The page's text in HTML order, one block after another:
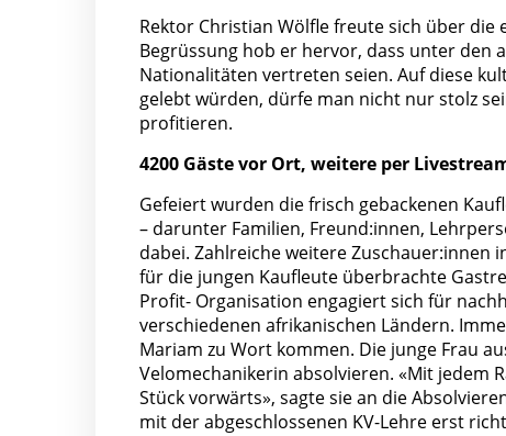
Rektor Christian Wölfle freute sich über
Begrüssung hob er hervor, dass unter den
Nationalitäten vertreten seien. Auf diese
gelebt würden, dürfe man nicht nur stolz
profitieren.
4200 Gäste vor Ort, weitere per
Gefeiert wurden die frisch gebackenen
– darunter Familien, Freund:innen,
dabei. Zahlreiche weitere Zuschauer:innen
für die jungen Kaufleute überbrachte
Profit- Organisation engagiert sich für
verschiedenen afrikanischen Ländern.
Mariam zu Wort kommen. Die junge Frau
Velomechanikerin absolvieren. «Mit jedem
Stück vorwärts», sagte sie an die
mit der abgeschlossenen KV-Lehre erst